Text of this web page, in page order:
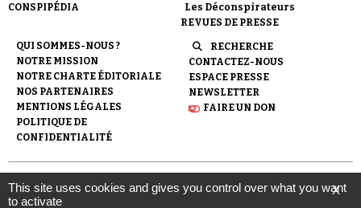
CONSPIPÉDIA
Les Déconspirateurs
REVUES DE PRESSE
QUI SOMMES-NOUS ?
NOTRE MISSION
NOTRE CHARTE ÉDITORIALE
NOS PARTENAIRES
MENTIONS LÉGALES
POLITIQUE DE
CONFIDENTIALITÉ
RECHERCHE
CONTACTEZ-NOUS
ESPACE PRESSE
NEWSLETTER
FAIRE UN DON
© 2007- 2026 Conspiracy Watch | Une réalisation de
l'Observatoire du conspirationnisme (association loi de 1901) avec
le soutien de la Fondation pour la Mémoire de la Shoah.
X
This site uses cookies and gives you control over what you want
to activate